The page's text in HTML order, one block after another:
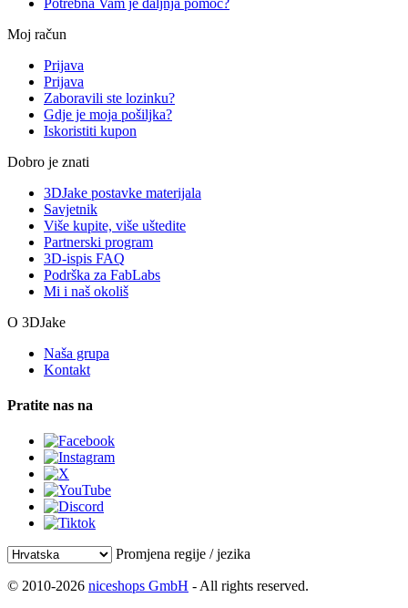
Potrebna Vam je daljnja pomoć?
Moj račun
Prijava
Prijava
Zaboravili ste lozinku?
Gdje je moja pošiljka?
Iskoristiti kupon
Dobro je znati
3DJake postavke materijala
Savjetnik
Više kupite, više uštedite
Partnerski program
3D-ispis FAQ
Podrška za FabLabs
Mi i naš okoliš
O 3DJake
Naša grupa
Kontakt
Pratite nas na
Promjena regije / jezika
© 2010-2026 niceshops GmbH - All rights reserved.